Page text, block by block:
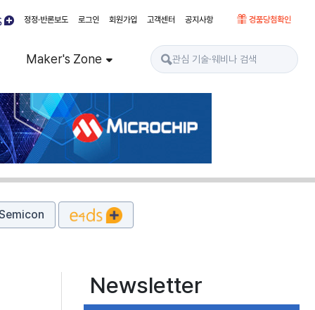
정정·반론보도 로그인 회원가입 고객센터 공지사항 경품당첨확인
Maker's Zone
Newsletter